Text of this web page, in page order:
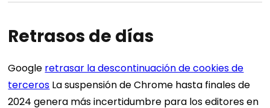
Retrasos de días
Google retrasar la descontinuación de cookies de
terceros La suspensión de Chrome hasta finales de
2024 genera más incertidumbre para los editores en